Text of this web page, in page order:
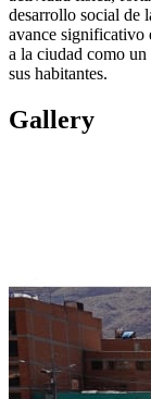
desarrollo social de
avance significativo
a la ciudad como
sus habitantes.
Gallery